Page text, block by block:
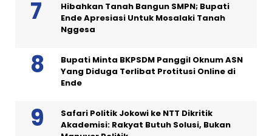
Hibahkan Tanah Bangun SMPN; Bupati
Ende Apresiasi Untuk Mosalaki Tanah
Nggesa
Bupati Minta BKPSDM Panggil Oknum ASN
Yang Diduga Terlibat Protitusi Online di
Ende
Safari Politik Jokowi ke NTT Dikritik
Akademisi: Rakyat Butuh Solusi, Bukan